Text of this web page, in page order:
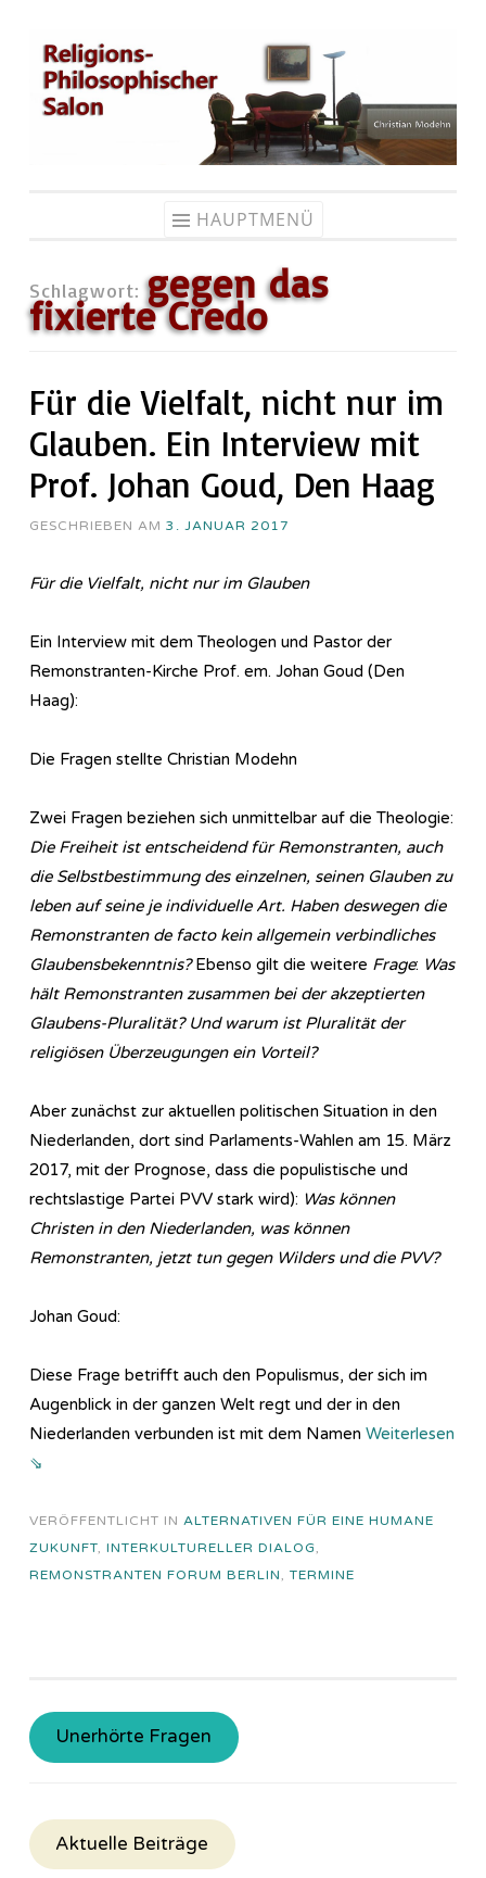
Zum
Inhalt
springen
HAUPTMENÜ
Schlagwort: gegen das
fixierte Credo
Für die Vielfalt, nicht nur im
Glauben. Ein Interview mit
Prof. Johan Goud, Den Haag
GESCHRIEBEN AM 3. JANUAR 2017
Für die Vielfalt, nicht nur im Glauben
Ein Interview mit dem Theologen und Pastor der
Remonstranten-Kirche Prof. em. Johan Goud (Den
Haag):
Die Fragen stellte Christian Modehn
Zwei Fragen beziehen sich unmittelbar auf die Theologie:
Die Freiheit ist entscheidend für Remonstranten, auch
die Selbstbestimmung des einzelnen, seinen Glauben zu
leben auf seine je individuelle Art. Haben deswegen die
Remonstranten de facto kein allgemein verbindliches
Glaubensbekenntnis?Ebenso gilt die weitere Frage: Was
hält Remonstranten zusammen bei der akzeptierten
Glaubens-Pluralität? Und warum ist Pluralität der
religiösen Überzeugungen ein Vorteil?
Aber zunächst zur aktuellen politischen Situation in den
Niederlanden, dort sind Parlaments-Wahlen am 15. März
2017, mit der Prognose, dass die populistische und
rechtslastige Partei PVV stark wird): Was können
Christen in den Niederlanden, was können
Remonstranten, jetzt tun gegen Wilders und die PVV?
Johan Goud:
Diese Frage betrifft auch den Populismus, der sich im
Augenblick in der ganzen Welt regt und der in den
Niederlanden verbunden ist mit dem Namen Weiterlesen
⇘
VERÖFFENTLICHT IN ALTERNATIVEN FÜR EINE HUMANE
ZUKUNFT, INTERKULTURELLER DIALOG,
REMONSTRANTEN FORUM BERLIN, TERMINE
Unerhörte Fragen
Aktuelle Beiträge